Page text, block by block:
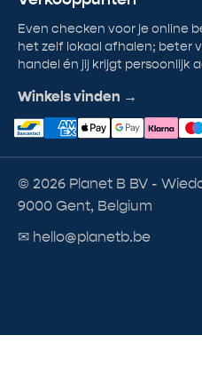
Even checken voor je online
het zelf lokaal afhalen; beter
handel én jij krijgt persoonlijk
Winkels vinden →
© 2026 Planet B BV -
9000 Gent, Belgium
✉ hello@planetb.be